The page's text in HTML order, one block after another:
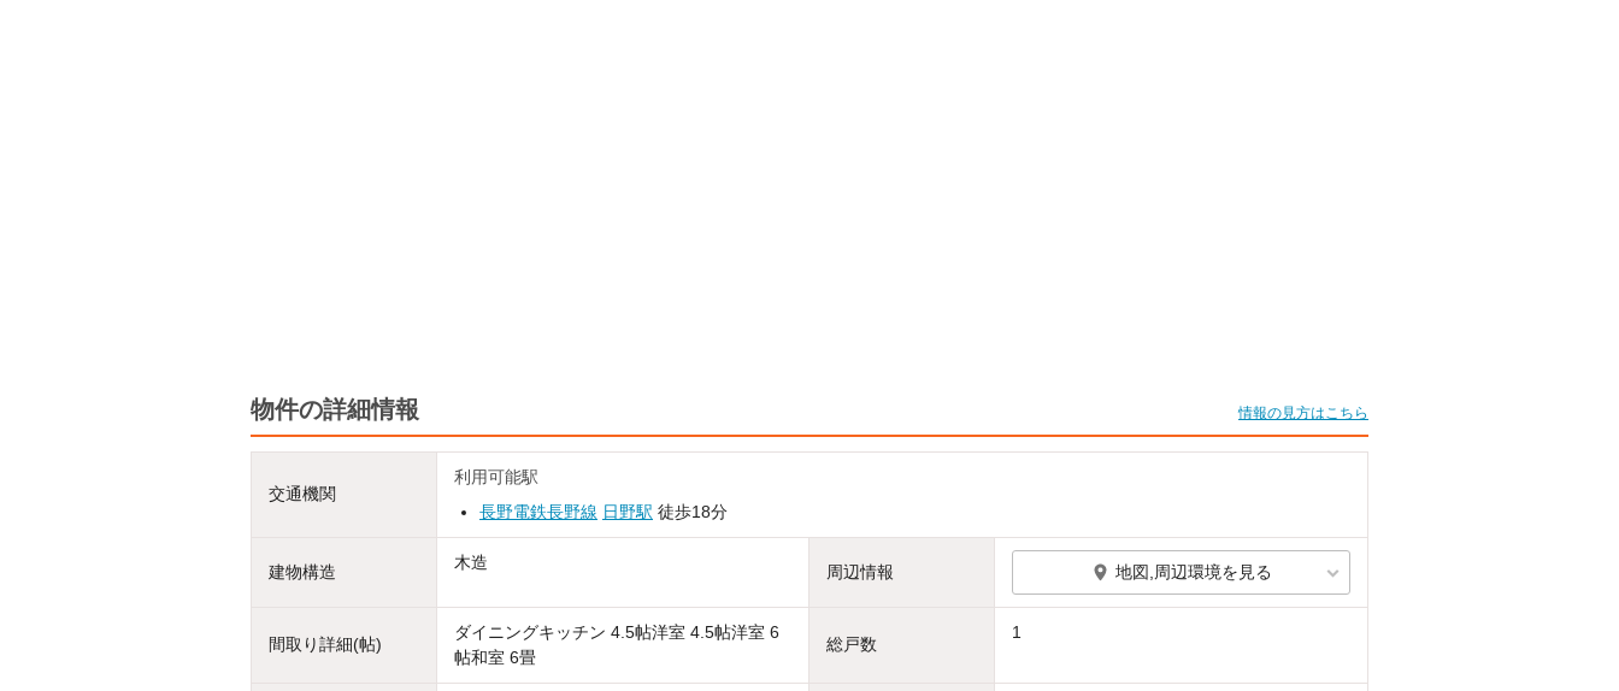
物件の詳細情報 情報の見方はこちら
交通機関
利用可能駅
長野電鉄長野線 日野駅 徒歩18分
建物構造 木造 周辺情報 地図,周辺環境を見る
間取り詳細(帖)
ダイニングキッチン 4.5帖洋室 4.5帖洋室 6
帖和室 6畳
総戸数
1